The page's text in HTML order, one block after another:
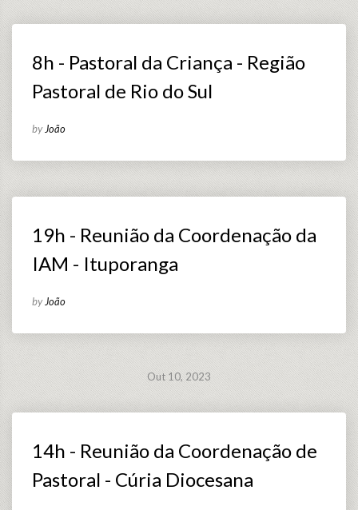
8h - Pastoral da Criança - Região
Pastoral de Rio do Sul
by João
19h - Reunião da Coordenação da
IAM - Ituporanga
by João
Out 10, 2023
14h - Reunião da Coordenação de
Pastoral - Cúria Diocesana